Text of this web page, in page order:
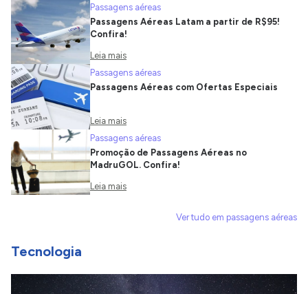
Passagens aéreas
Passagens Aéreas Latam a partir de R$95!
Confira!
Leia mais
Passagens aéreas
Passagens Aéreas com Ofertas Especiais
Leia mais
Passagens aéreas
Promoção de Passagens Aéreas no
MadruGOL. Confira!
Leia mais
Ver tudo em passagens aéreas
Tecnologia